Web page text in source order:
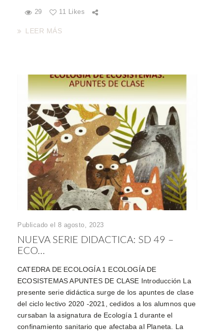
29 11 Likes
LEER MÁS
Publicado el 8 agosto, 2023
NUEVA SERIE DIDACTICA: SD 49 –
ECO...
CATEDRA DE ECOLOGÍA 1 ECOLOGÍA DE
ECOSISTEMAS APUNTES DE CLASE Introducción La
presente serie didáctica surge de los apuntes de clase
del ciclo lectivo 2020 -2021, cedidos a los alumnos que
cursaban la asignatura de Ecología 1 durante el
confinamiento sanitario que afectaba al Planeta. La